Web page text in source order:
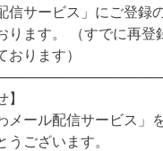
信サービス」にご登録
ります。 （すでに再登
ります）
メール配信サービス」
うございます。